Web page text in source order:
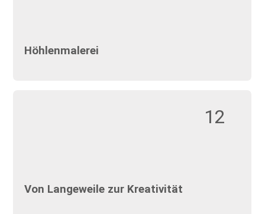
Höhlenmalerei
12
Von Langeweile zur Kreativität